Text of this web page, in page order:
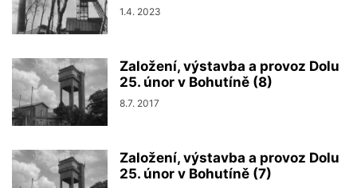
1.4. 2023
Založení, výstavba a provoz Dolu
25. únor v Bohutíně (8)
8.7. 2017
Založení, výstavba a provoz Dolu
25. únor v Bohutíně (7)